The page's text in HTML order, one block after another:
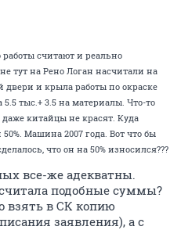
считают и реально
тут на Рено Логан насчитали на
двери и крыла работы по окраске
тыс.+ 3.5 на материалы. Что-то
китайцы не красят. Куда
Машина 2007 года. Вот что бы
что он на 50% износился???
все-же адекватны.
подобные суммы?
взять в СК копию
заявления), а с